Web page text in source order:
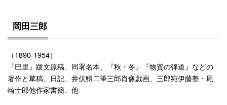
岡田三郎
（1890-1954）
『巴里』跋文原稿、同署名本、『秋・冬』『物質の弾道』などの
著作と草稿、日記、井伏鱒二筆三郎肖像戯画、三郎宛伊藤整・尾
崎士郎他作家書簡、他